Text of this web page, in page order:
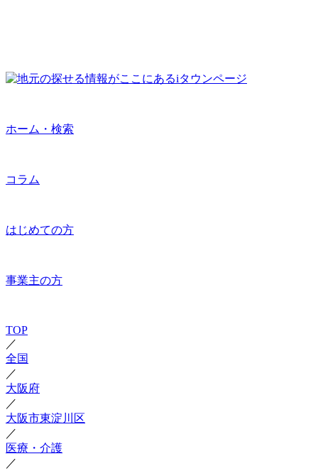
ホーム・検索
コラム
はじめての方
事業主の方
TOP
／
全国
／
大阪府
／
大阪市東淀川区
／
医療・介護
／